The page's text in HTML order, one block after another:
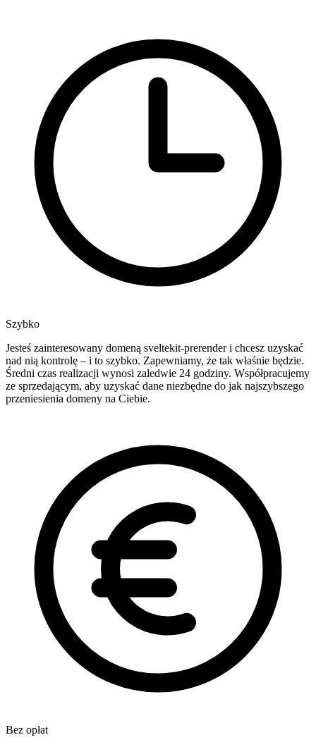
Szybko
Jesteś zainteresowany domeną sveltekit-prerender i chcesz uzyskać
nad nią kontrolę – i to szybko. Zapewniamy, że tak właśnie będzie.
Średni czas realizacji wynosi zaledwie 24 godziny. Współpracujemy
ze sprzedającym, aby uzyskać dane niezbędne do jak najszybszego
przeniesienia domeny na Ciebie.
Bez opłat